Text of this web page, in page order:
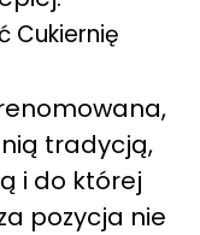
Cukiernię
tradycją,
i do której
pozycja nie